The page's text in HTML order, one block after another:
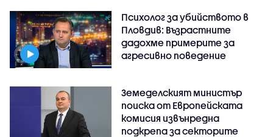
Психолог за убийството в
Пловдив: Възрастните
дадохме примерите за
агресивно поведение
Земеделският министър
поиска от Европейската
комисия извънредна
подкрепа за секторите